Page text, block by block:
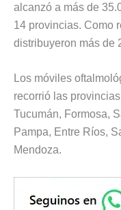
alcanzó a más de
14 provincias. Como
distribuyeron más de
Los móviles
recorrió las
Tucumán, Formosa,
Pampa, Entre Ríos,
Mendoza.